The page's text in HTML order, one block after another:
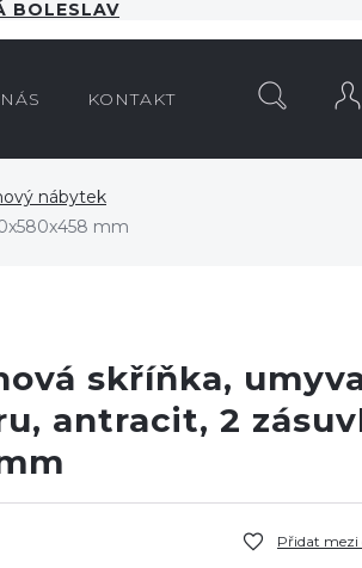
BOLESLAV
KONTAKT
nábytek
mm
skříňka,
antracit, 2
Přidat mezi